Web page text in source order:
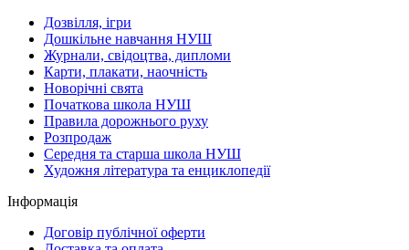
Дозвілля, ігри
Дошкільне навчання НУШ
Журнали, свідоцтва, дипломи
Карти, плакати, наочність
Новорічні свята
Початкова школа НУШ
Правила дорожнього руху
Розпродаж
Середня та старша школа НУШ
Художня література та енциклопедії
Інформація
Договір публічної оферти